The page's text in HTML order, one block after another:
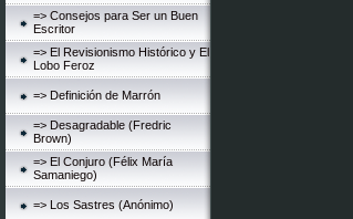
=> Consejos para Ser un Buen
Escritor
=> El Revisionismo Histórico y El
Lobo Feroz
=> Definición de Marrón
=> Desagradable (Fredric
Brown)
=> El Conjuro (Félix María
Samaniego)
=> Los Sastres (Anónimo)